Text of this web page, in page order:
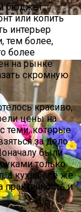
Зимы –
бюджет,
или копить
интерьер
тем более,
более
на рынке
скромную
красиво,
цены на
теми, которые
за дело
были
только
а кухня всё же
практичность и